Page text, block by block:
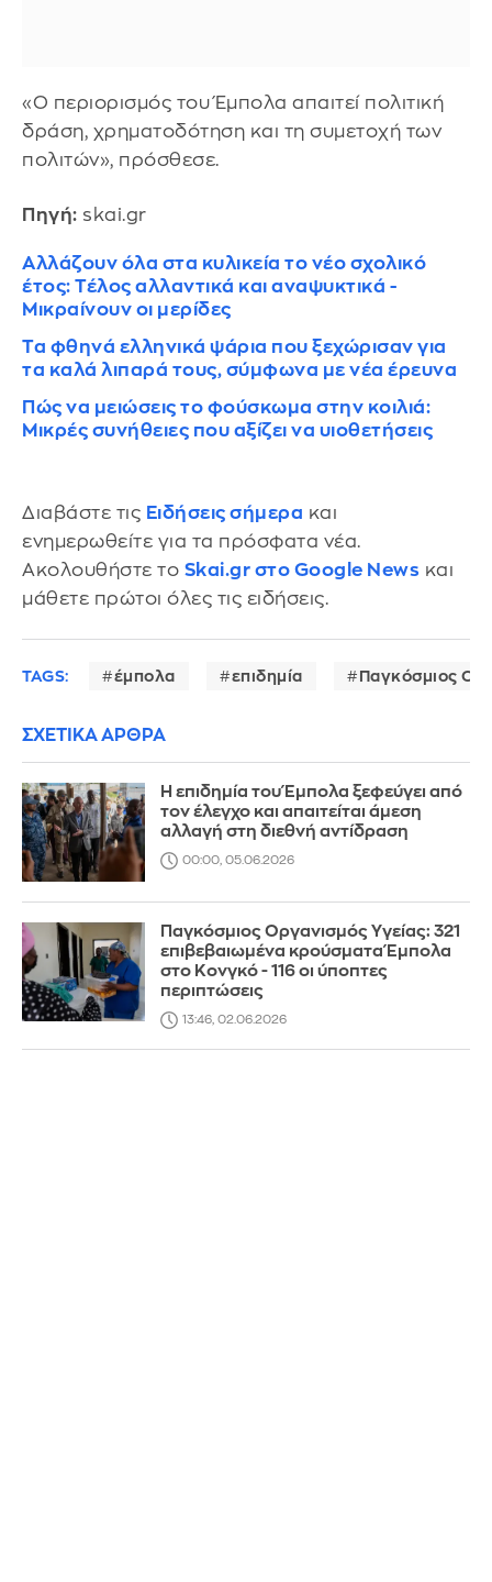
«Ο περιορισμός του Έμπολα απαιτεί πολιτική
δράση, χρηματοδότηση και τη συμετοχή των
πολιτών», πρόσθεσε.
Πηγή: skai.gr
Αλλάζουν όλα στα κυλικεία το νέο σχολικό
έτος: Τέλος αλλαντικά και αναψυκτικά -
Μικραίνουν οι μερίδες
Τα φθηνά ελληνικά ψάρια που ξεχώρισαν για
τα καλά λιπαρά τους, σύμφωνα με νέα έρευνα
Πώς να μειώσεις το φούσκωμα στην κοιλιά:
Μικρές συνήθειες που αξίζει να υιοθετήσεις
Διαβάστε τις Ειδήσεις σήμερα και
ενημερωθείτε για τα πρόσφατα νέα.
Ακολουθήστε το Skai.gr στο Google News και
μάθετε πρώτοι όλες τις ειδήσεις.
TAGS: έμπολα επιδημία Παγκόσμιος
ΣΧΕΤΙΚΑ ΑΡΘΡΑ
Η επιδημία του Έμπολα ξεφεύγει από
τον έλεγχο και απαιτείται άμεση
αλλαγή στη διεθνή αντίδραση
00:00, 05.06.2026
Παγκόσμιος Οργανισμός Υγείας: 321
επιβεβαιωμένα κρούσματα Έμπολα
στο Κονγκό - 116 οι ύποπτες
περιπτώσεις
13:46, 02.06.2026